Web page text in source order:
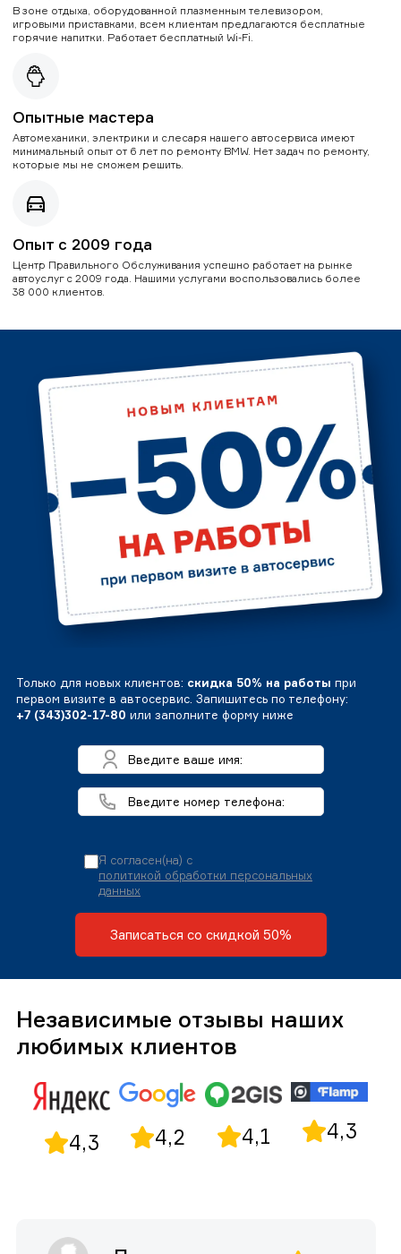
В зоне отдыха, оборудованной плазменным телевизором,
игровыми приставками, всем клиентам предлагаются бесплатные
горячие напитки. Работает бесплатный Wi-Fi.
Опытные мастера
Автомеханики, электрики и слесаря нашего автосервиса имеют
минимальный опыт от 6 лет по ремонту BMW. Нет задач по ремонту,
которые мы не сможем решить.
Опыт с 2009 года
Центр Правильного Обслуживания успешно работает на рынке
автоуслуг с 2009 года. Нашими услугами воспользовались более
38 000 клиентов.
Только для новых клиентов: скидка 50% на работы при
первом визите в автосервис. Запишитесь по телефону:
+7 (343)302-17-80 или заполните форму ниже
Я согласен(на) с
политикой обработки персональных
данных
Записаться со скидкой 50%
Независимые отзывы наших
любимых клиентов
4,3 4,2 4,1 4,3